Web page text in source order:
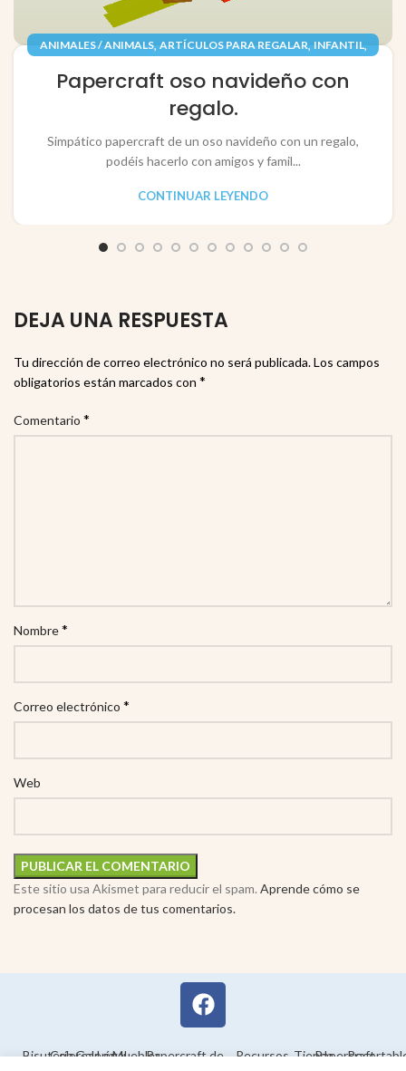
ANIMALES / ANIMALS, ARTÍCULOS PARA REGALAR, INFANTIL,
RECORTABLES PAPERCRAFT
Papercraft oso navideño con
regalo.
Simpático papercraft de un oso navideño con un regalo,
podéis hacerlo con amigos y famil...
CONTINUAR LEYENDO
DEJA UNA RESPUESTA
Tu dirección de correo electrónico no será publicada.Los campos
obligatorios están marcados con *
Comentario *
Nombre*
Correo electrónico *
Web
Este sitio usa Akismet para reducir el spam. Aprende cómo se
procesan los datos de tus comentarios.
BisuteríaColorear
Galería
LegalMueblesPapercraft de
Recursos TiendaPapercraft